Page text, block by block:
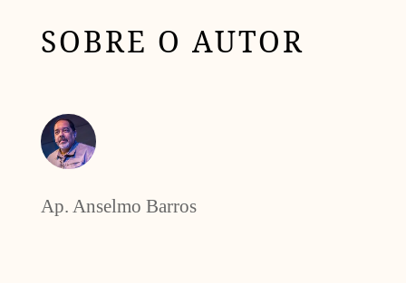
SOBRE O AUTOR
Ap. Anselmo Barros